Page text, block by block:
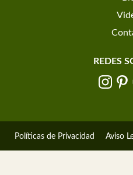
REDES
Políticas de Privacidad Aviso